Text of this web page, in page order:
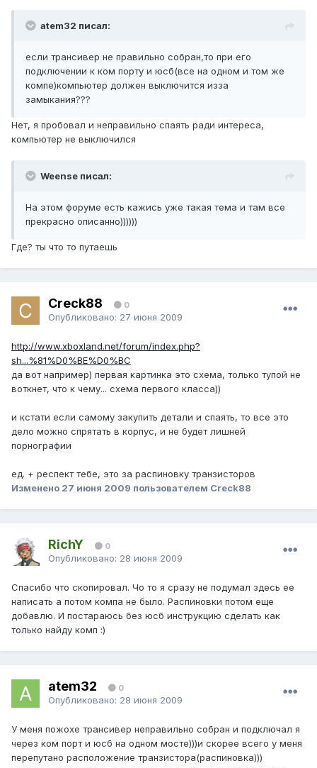
atem32 писал:
если трансивер не правильно собран,то при его
подключении к ком порту и юсб(все на одном и том же
компе)компьютер должен выключится изза
замыкания???
Нет, я пробовал и неправильно спаять ради интереса,
компьютер не выключился
Weense писал:
На этом форуме есть кажись уже такая тема и там все
прекрасно описанно))))))
Где? ты что то путаешь
Creck88 0
Опубликовано: 27 июня 2009
http://www.xboxland.net/forum/index.php?
sh...%81%D0%BE%D0%BC
да вот например) первая картинка это схема, только тупой не
воткнет, что к чему... схема первого класса))
и кстати если самому закупить детали и спаять, то все это
дело можно спрятать в корпус, и не будет лишней
порнографии
ед. + респект тебе, это за распиновку транзисторов
Изменено 27 июня 2009 пользователем Creck88
RichY 0
Опубликовано: 28 июня 2009
Спасибо что скопировал. Чо то я сразу не подумал здесь ее
написать а потом компа не было. Распиновки потом еще
добавлю. И постараюсь без юсб инструкцию сделать как
только найду комп :)
atem32 0
Опубликовано: 28 июня 2009
У меня пожохе трансивер неправильно собран и подключал я
через ком порт и юсб на одном мосте)))и скорее всего у меня
перепутано расположение транзистора(распиновка)))